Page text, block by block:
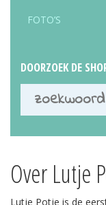
FOTO’S
DOORZOEK DE
Over Lutje
Lutje Potje is de